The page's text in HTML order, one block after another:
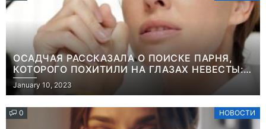
ОСАДЧАЯ РАССКАЗАЛА О ПОИСКЕ ПАРНЯ,
КОТОРОГО ПОХИТИЛИ НА ГЛАЗАХ НЕВЕСТЫ:
“ОН ВЕСЬ УДАР ПРИНЯЛ НА СЕБЯ”
January 10, 2023
0 НОВОСТИ